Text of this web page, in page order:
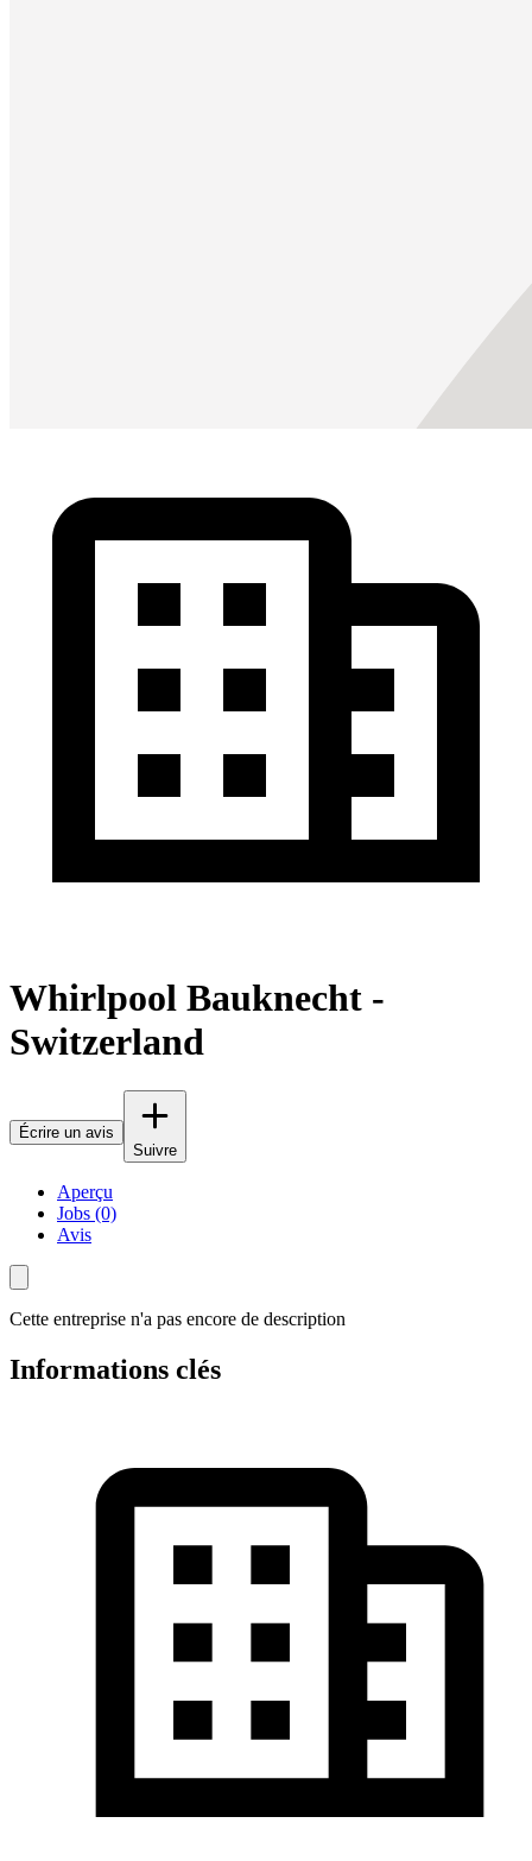
Whirlpool Bauknecht -
Switzerland
Écrire un avis
Suivre
Aperçu
Jobs (0)
Avis
Cette entreprise n'a pas encore de description
Informations clés